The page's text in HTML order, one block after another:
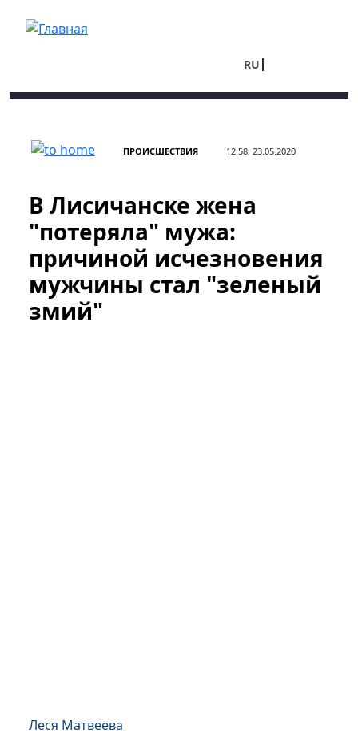
RU
ПРОИСШЕСТВИЯ 12:58, 23.05.2020
В Лисичанске жена
"потеряла" мужа:
причиной исчезновения
мужчины стал "зеленый
змий"
Леся Матвеева